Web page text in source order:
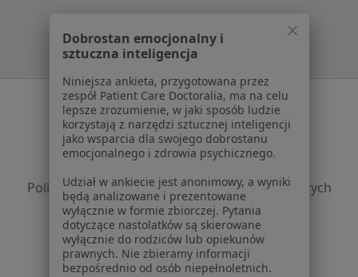
Serwis
Regulamin
Polityka prywatności pacjentów
Polityka prywatności dla profesjonalistów, których
dane pozyskaliśmy samodzielnie
Polityka cookies
Jak działają wyniki wyszukiwania
Dostępność
Dobrostan emocjonalny i
sztuczna inteligencja
Niniejsza ankieta, przygotowana przez
zespół Patient Care Doctoralia, ma na celu
lepsze zrozumienie, w jaki sposób ludzie
korzystają z narzędzi sztucznej inteligencji
jako wsparcia dla swojego dobrostanu
emocjonalnego i zdrowia psychicznego.
Udział w ankiecie jest anonimowy, a wyniki
będą analizowane i prezentowane
wyłącznie w formie zbiorczej. Pytania
dotyczące nastolatków są skierowane
wyłącznie do rodziców lub opiekunów
prawnych. Nie zbieramy informacji
bezpośrednio od osób niepełnoletnich.